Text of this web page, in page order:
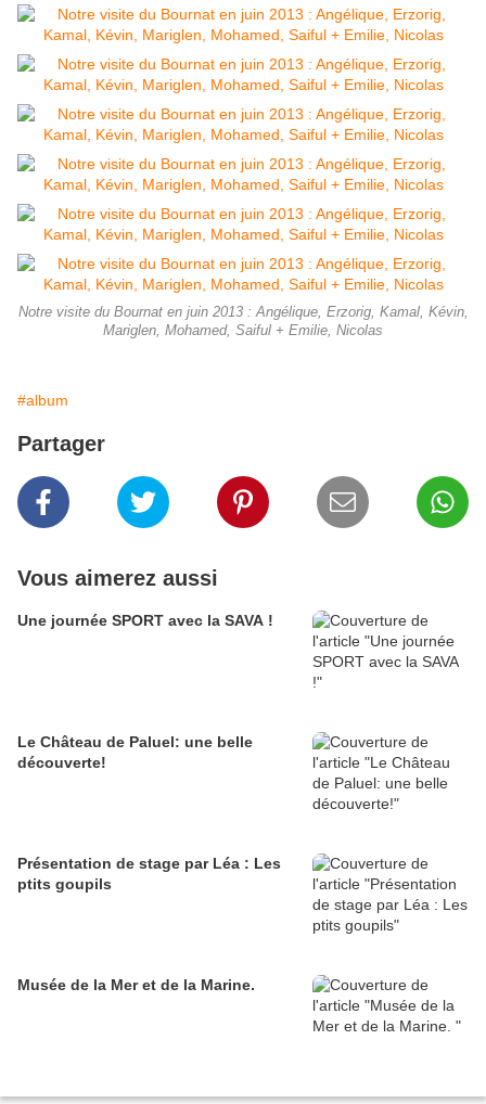
Notre visite du Bournat en juin 2013 : Angélique, Erzorig, Kamal, Kévin,
Mariglen, Mohamed, Saiful + Emilie, Nicolas
#album
Partager
Vous aimerez aussi
Une journée SPORT avec la SAVA !
Le Château de Paluel: une belle
découverte!
Présentation de stage par Léa : Les
ptits goupils
Musée de la Mer et de la Marine.